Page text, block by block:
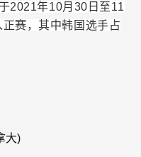
2021年10月30日至11
赛，其中韩国选手占
大)